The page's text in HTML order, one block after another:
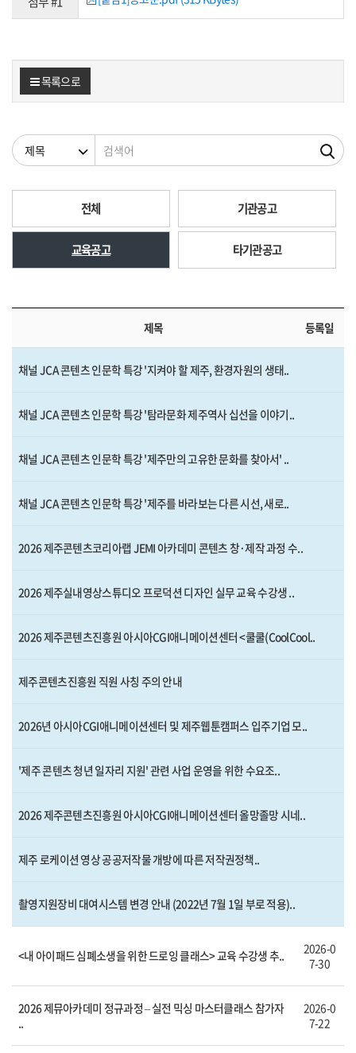
목록으로
검색조건 검색어
전체 기관공고
교육공고 타기관공고
제목 등록일
채널 JCA 콘텐츠 인문학 특강 '지켜야 할 제주, 환경자원의 생태..
채널 JCA 콘텐츠 인문학 특강 '탐라문화 제주역사 십선을 이야기..
채널 JCA 콘텐츠 인문학 특강 '제주만의 고유한 문화를 찾아서' ..
채널 JCA 콘텐츠 인문학 특강 '제주를 바라보는 다른 시선, 새로..
2026 제주콘텐츠코리아랩 JEMI 아카데미 콘텐츠 창·제작 과정 수..
2026 제주실내영상스튜디오 프로덕션 디자인 실무 교육 수강생 ..
2026 제주콘텐츠진흥원 아시아CGI애니메이션센터 <쿨쿨(CoolCool..
제주콘텐츠진흥원 직원 사칭 주의 안내
2026년 아시아CGI애니메이션센터 및 제주웹툰캠퍼스 입주기업 모..
'제주 콘텐츠 청년 일자리 지원' 관련 사업 운영을 위한 수요조..
2026 제주콘텐츠진흥원 아시아CGI애니메이션센터 올망졸망 시네..
제주 로케이션 영상 공공저작물 개방에 따른 저작권정책..
촬영지원장비 대여시스템 변경 안내 (2022년 7월 1일 부로 적용)..
<내 아이패드 심폐소생을 위한 드로잉 클래스> 교육 수강생 추..
2026-0
7-30
2026 제뮤아카데미 정규과정 – 실전 믹싱 마스터클래스 참가자
..
2026-0
7-22